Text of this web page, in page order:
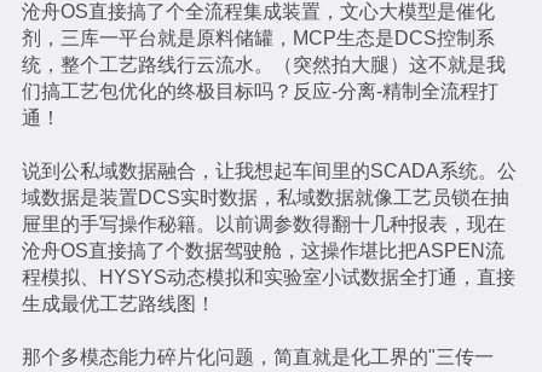
沧舟OS直接搞了个全流程集成装置，文心大模型是催化
剂，三库一平台就是原料储罐，MCP生态是DCS控制系
统，整个工艺路线行云流水。（突然拍大腿）这不就是我
们搞工艺包优化的终极目标吗？反应-分离-精制全流程打
通！
说到公私域数据融合，让我想起车间里的SCADA系统。公
域数据是装置DCS实时数据，私域数据就像工艺员锁在抽
屉里的手写操作秘籍。以前调参数得翻十几种报表，现在
沧舟OS直接搞了个数据驾驶舱，这操作堪比把ASPEN流
程模拟、HYSYS动态模拟和实验室小试数据全打通，直接
生成最优工艺路线图！
那个多模态能力碎片化问题，简直就是化工界的"三传一